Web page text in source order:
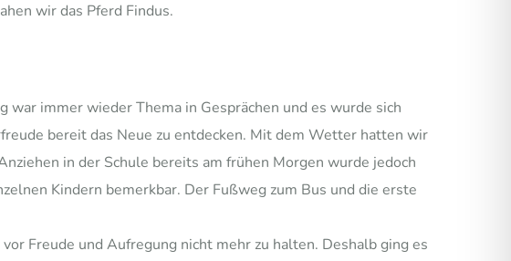
wir das Pferd Findus.
war immer wieder Thema in Gesprächen und es wurde sich
bereit das Neue zu entdecken. Mit dem Wetter hatten wir
in der Schule bereits am frühen Morgen wurde jedoch
Kindern bemerkbar. Der Fußweg zum Bus und die erste
Freude und Aufregung nicht mehr zu halten. Deshalb ging es